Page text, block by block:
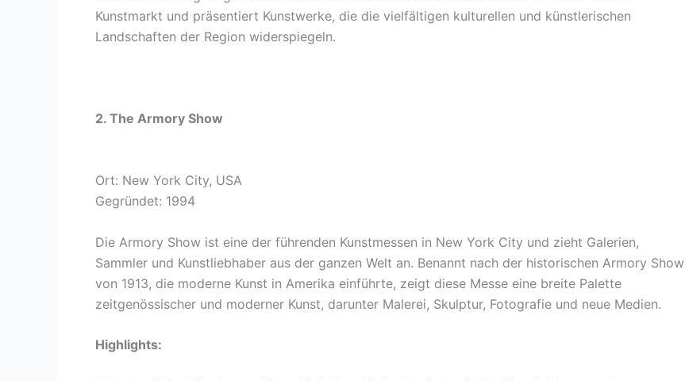
Kunstmarkt und präsentiert Kunstwerke, die die vielfältigen kulturellen und künstlerischen
Landschaften der Region widerspiegeln.
2. The Armory Show
Ort: New York City, USA
Gegründet: 1994
Die Armory Show ist eine der führenden Kunstmessen in New York City und zieht Galerien,
Sammler und Kunstliebhaber aus der ganzen Welt an. Benannt nach der historischen Armory Show
von 1913, die moderne Kunst in Amerika einführte, zeigt diese Messe eine breite Palette
zeitgenössischer und moderner Kunst, darunter Malerei, Skulptur, Fotografie und neue Medien.
Highlights: